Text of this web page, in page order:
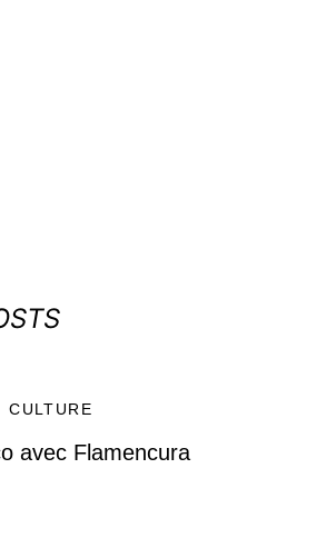
CULTURE
avec Flamencura